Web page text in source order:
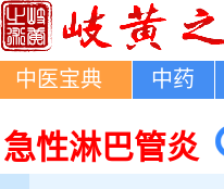
中医宝典 中药
急性淋巴管炎